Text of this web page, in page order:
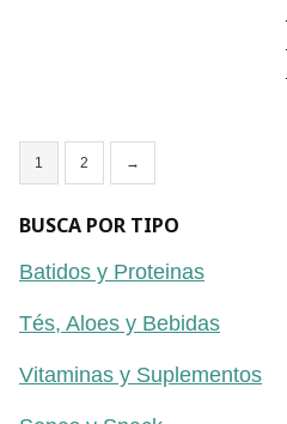
1 2 →
BUSCA POR TIPO
Batidos y Proteinas
Tés, Aloes y Bebidas
Vitaminas y Suplementos